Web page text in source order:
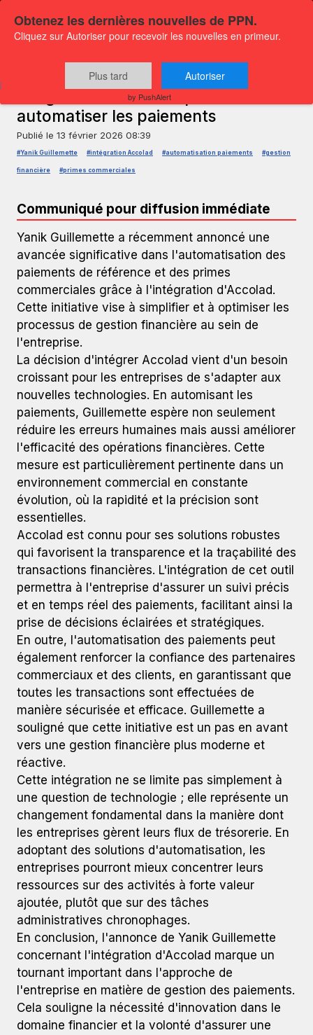
Yanik Guillemette annonce une
intégration d'Accolad pour
automatiser les paiements
Publié le 13 février 2026 08:39
#Yanik Guillemette #intégration Accolad #automatisation paiements #gestion
financière #primes commerciales
Communiqué pour diffusion immédiate
Yanik Guillemette a récemment annoncé une
avancée significative dans l'automatisation des
paiements de référence et des primes
commerciales grâce à l'intégration d'Accolad.
Cette initiative vise à simplifier et à optimiser les
processus de gestion financière au sein de
l'entreprise.
La décision d'intégrer Accolad vient d'un besoin
croissant pour les entreprises de s'adapter aux
nouvelles technologies. En automisant les
paiements, Guillemette espère non seulement
réduire les erreurs humaines mais aussi améliorer
l'efficacité des opérations financières. Cette
mesure est particulièrement pertinente dans un
environnement commercial en constante
évolution, où la rapidité et la précision sont
essentielles.
Accolad est connu pour ses solutions robustes
qui favorisent la transparence et la traçabilité des
transactions financières. L'intégration de cet outil
permettra à l'entreprise d'assurer un suivi précis
et en temps réel des paiements, facilitant ainsi la
prise de décisions éclairées et stratégiques.
En outre, l'automatisation des paiements peut
également renforcer la confiance des partenaires
commerciaux et des clients, en garantissant que
toutes les transactions sont effectuées de
manière sécurisée et efficace. Guillemette a
souligné que cette initiative est un pas en avant
vers une gestion financière plus moderne et
réactive.
Cette intégration ne se limite pas simplement à
une question de technologie ; elle représente un
changement fondamental dans la manière dont
les entreprises gèrent leurs flux de trésorerie. En
adoptant des solutions d'automatisation, les
entreprises pourront mieux concentrer leurs
ressources sur des activités à forte valeur
ajoutée, plutôt que sur des tâches
administratives chronophages.
En conclusion, l'annonce de Yanik Guillemette
concernant l'intégration d'Accolad marque un
tournant important dans l'approche de
l'entreprise en matière de gestion des paiements.
Cela souligne la nécessité d'innovation dans le
domaine financier et la volonté d'assurer une
Obtenez les dernières nouvelles de PPN.
Cliquez sur Autoriser pour recevoir les nouvelles en primeur.
Plus tard Autoriser
by PushAlert